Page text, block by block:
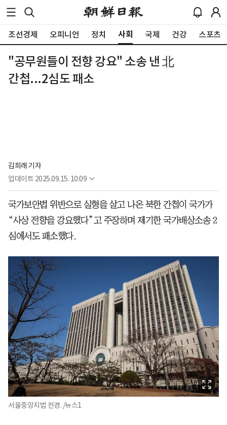
조선경제 오피니언 정치 사회 국제 건강 스포츠
"공무원들이 전향 강요" 소송 낸 北
간첩...2심도 패소
김희래 기자
업데이트 2025.09.15. 10:09
국가보안법 위반으로 실형을 살고 나온 북한 간첩이 국가가
“사상 전향을 강요했다”고 주장하며 제기한 국가배상소송 2
심에서도 패소했다.
서울중앙지법 전경. /뉴스1